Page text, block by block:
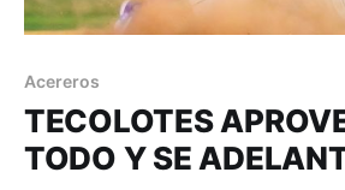
Acereros
TECOLOTES
TODO Y SE